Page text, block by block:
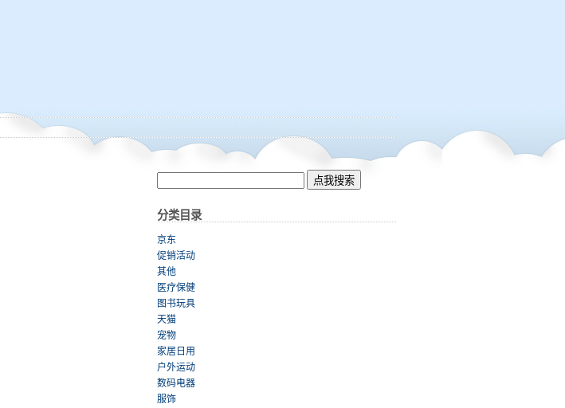
分类目录
京东
促销活动
其他
医疗保健
图书玩具
天猫
宠物
家居日用
户外运动
数码电器
服饰